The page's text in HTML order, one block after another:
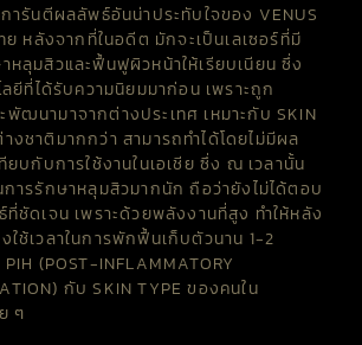
ารันตีผลลัพธ์อันน่าประทับใจของ VENUS
ย หลังจากที่ในอดีต มักจะเป็นเลเซอร์ที่มี
หลุมสิวและฟื้นฟูผิวหน้าให้เรียบเนียน ซึ่ง
ลยีที่ได้รับความนิยมมาก่อน เพราะถูก
ฒนามาจากต่างประเทศ เหมาะกับ SKIN
งชาติมากกว่า สามารถทำได้โดยไม่มีผล
ยบกับการใช้งานในเอเชีย ซึ่ง ณ เวลานั้น
การรักษาหลุมสิวมากนัก ถือว่ายังไม่ได้ตอบ
ที่ชัดเจน เพราะด้วยพลังงานที่สูง ทำให้หลัง
ใช้เวลาในการพักฟื้นเก็บตัวนาน 1-2
(POST-INFLAMMATORY
กับ SKIN TYPEของคนใน
ๆ